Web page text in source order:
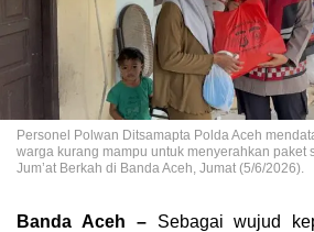
Personel Polwan Ditsamapta Polda Aceh
warga kurang mampu untuk menyerahkan paket
Jum’at Berkah di Banda Aceh, Jumat (5/6/2026).
Banda Aceh –Sebagai wujud